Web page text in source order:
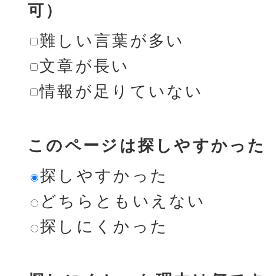
可）
難しい言葉が多い
文章が長い
情報が足りていない
このページは探しやすかっ
探しやすかった
どちらともいえない
探しにくかった